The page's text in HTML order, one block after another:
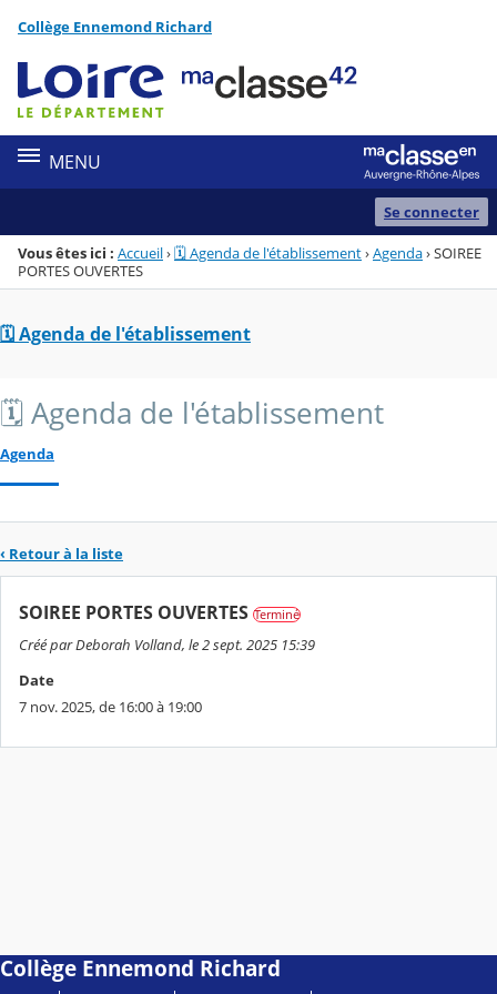
Menu de la rubrique
Contenu
Collège Ennemond Richard
MENU
Se connecter
Vous êtes ici : Accueil›🗓️ Agenda de l'établissement›Agenda›SOIREE
PORTES OUVERTES
🗓️ Agenda de l'établissement
🗓️ Agenda de l'établissement
Agenda
‹ Retour à la liste
SOIREE PORTES OUVERTES Terminé
Créé par Deborah Volland, le 2 sept. 2025 15:39
Date
7 nov. 2025, de 16:00 à 19:00
Collège Ennemond Richard